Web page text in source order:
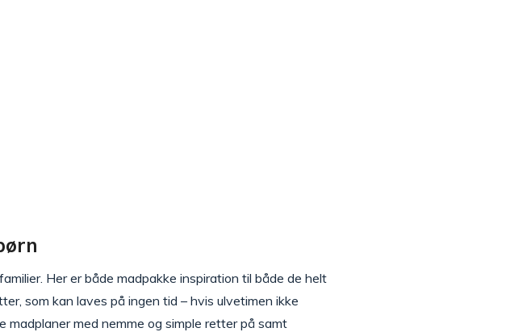
Her er både madpakke inspiration til både de helt
som kan laves på ingen tid – hvis ulvetimen ikke
med nemme og simple retter på samt